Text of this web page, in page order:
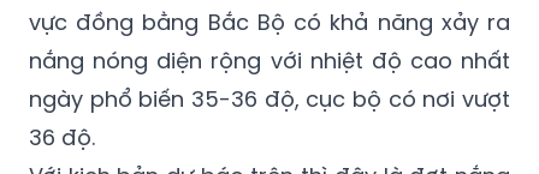
vực đồng bằng Bắc Bộ có khả năng xảy ra
nắng nóng diện rộng với nhiệt độ cao nhất
ngày phổ biến 35-36 độ, cục bộ có nơi vượt
36 độ.